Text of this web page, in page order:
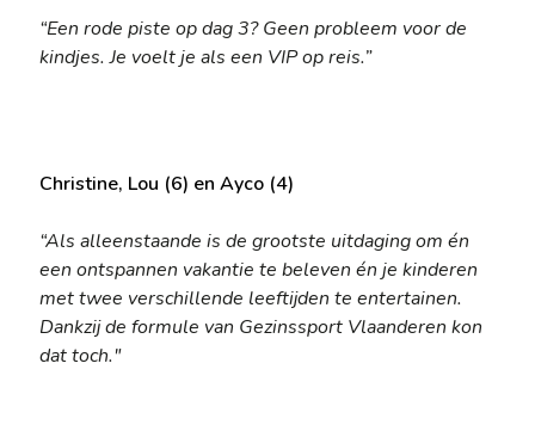
“Een rode piste op dag 3? Geen probleem voor de
kindjes. Je voelt je als een VIP op reis.”
Christine, Lou (6) en Ayco (4)
“Als alleenstaande is de grootste uitdaging om én
een ontspannen vakantie te beleven én je kinderen
met twee verschillende leeftijden te entertainen.
Dankzij de formule van Gezinssport Vlaanderen kon
dat toch."